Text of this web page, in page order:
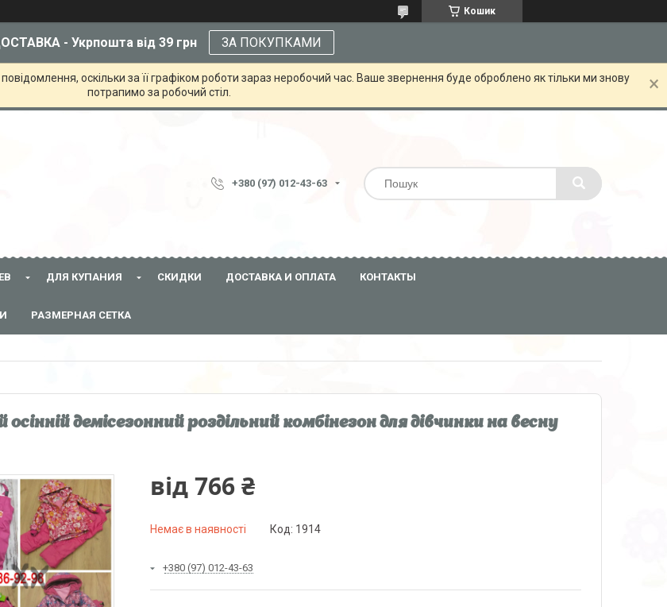
Кошик
- Укрпошта від 39 грн ЗА ПОКУПКАМИ
оскільки за її графіком роботи зараз неробочий час. Ваше звернення буде оброблено як тільки ми знову
потрапимо за робочий стіл.
+380 (97) 012-43-63
ДЛЯ КУПАНИЯ СКИДКИ ДОСТАВКА И ОПЛАТА КОНТАКТЫ
РАЗМЕРНАЯ СЕТКА
демісезонний роздільний комбінезон для дівчинки на весну
від766 ₴
Немає в наявності Код: 1914
+380 (97) 012-43-63